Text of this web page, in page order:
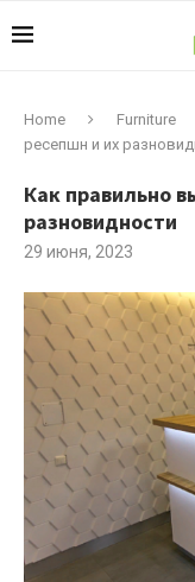
Home Furniture
ресепшн и их
Как правильно
разновидности
29 июня, 2023